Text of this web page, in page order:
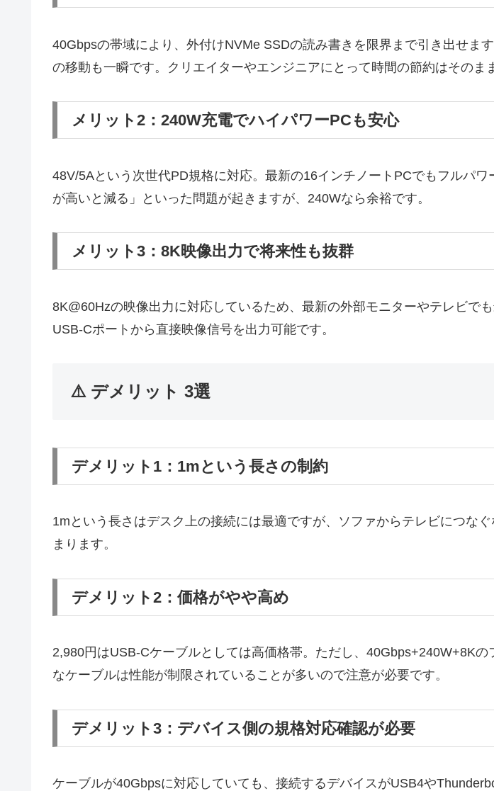
40Gbpsの帯域により、外付けNVMe SSDの読み書きを限界まで引き出せま
の移動も一瞬です。クリエイターやエンジニアにとって時間の節約はそのま
メリット2：240W充電でハイパワーPCも安心
48V/5Aという次世代PD規格に対応。最新の16インチノートPCでもフルパ
が高いと減る」といった問題が起きますが、240Wなら余裕です。
メリット3：8K映像出力で将来性も抜群
8K@60Hzの映像出力に対応しているため、最新の外部モニターやテレビで
USB-Cポートから直接映像信号を出力可能です。
⚠️ デメリット 3選
デメリット1：1mという長さの制約
1mという長さはデスク上の接続には最適ですが、ソファからテレビにつな
まります。
デメリット2：価格がやや高め
2,980円はUSB-Cケーブルとしては高価格帯。ただし、40Gbps+240W+8K
なケーブルは性能が制限されていることが多いので注意が必要です。
デメリット3：デバイス側の規格対応確認が必要
ケーブルが40Gbpsに対応していても、接続するデバイスがUSB4や